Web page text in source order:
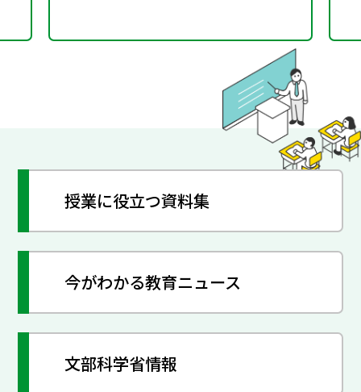
授業に役立つ資料集
今がわかる教育ニュース
文部科学省情報